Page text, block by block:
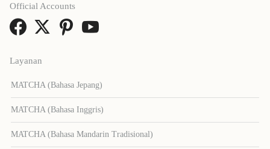
Layanan
MATCHA (Bahasa Jepang)
MATCHA (Bahasa Inggris)
MATCHA (Bahasa Mandarin Tradisional)
Official Accounts